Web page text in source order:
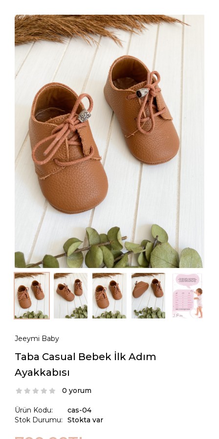
Jeeymi Baby
Taba Casual Bebek İlk Adım
Ayakkabısı
0 yorum
Ürün Kodu:
Stok Durumu:
cas-04
Stokta var